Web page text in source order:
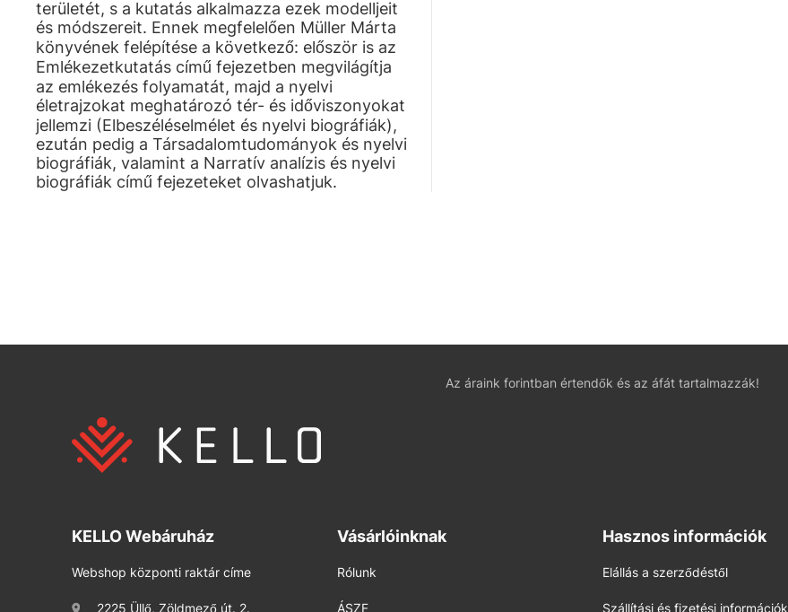
területét, s a kutatás alkalmazza ezek modelljeit
és módszereit. Ennek megfelelően Müller Márta
könyvének felépítése a következő: először is az
Emlékezetkutatás című fejezetben megvilágítja
az emlékezés folyamatát, majd a nyelvi
életrajzokat meghatározó tér- és időviszonyokat
jellemzi (Elbeszéléselmélet és nyelvi biográfiák),
ezután pedig a Társadalomtudományok és nyelvi
biográfiák, valamint a Narratív analízis és nyelvi
biográfiák című fejezeteket olvashatjuk.
Az áraink forintban értendők és az áfát tartalmazzák!
KELLO Webáruház
Webshop központi raktár címe
2225 Üllő, Zöldmező út. 2.
Vásárlóinknak
Rólunk
ÁSZF
Hasznos információk
Elállás a szerződéstől
Szállítási és fizetési információk